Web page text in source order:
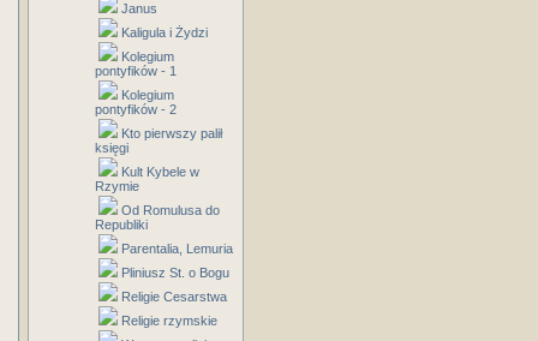
Janus
Kaligula i Żydzi
Kolegium
pontyfików - 1
Kolegium
pontyfików - 2
Kto pierwszy palił
księgi
Kult Kybele w
Rzymie
Od Romulusa do
Republiki
Parentalia, Lemuria
Pliniusz St. o Bogu
Religie Cesarstwa
Religie rzymskie